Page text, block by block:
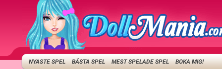
NYASTE SPEL BÄSTA SPEL MEST SPELADE SPEL BOKA MIG!